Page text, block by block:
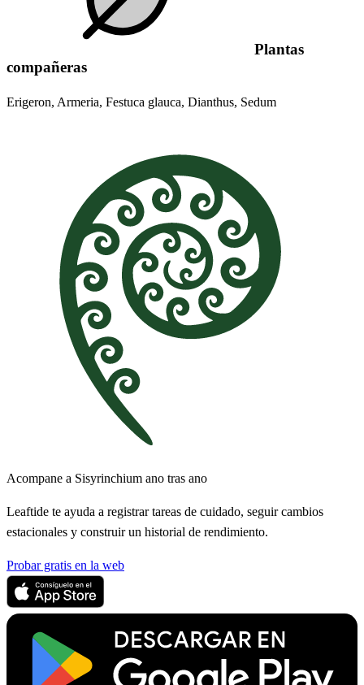
Plantas
compañeras
Erigeron, Armeria, Festuca glauca, Dianthus, Sedum
Acompane a Sisyrinchium ano tras ano
Leaftide te ayuda a registrar tareas de cuidado, seguir cambios
estacionales y construir un historial de rendimiento.
Probar gratis en la web